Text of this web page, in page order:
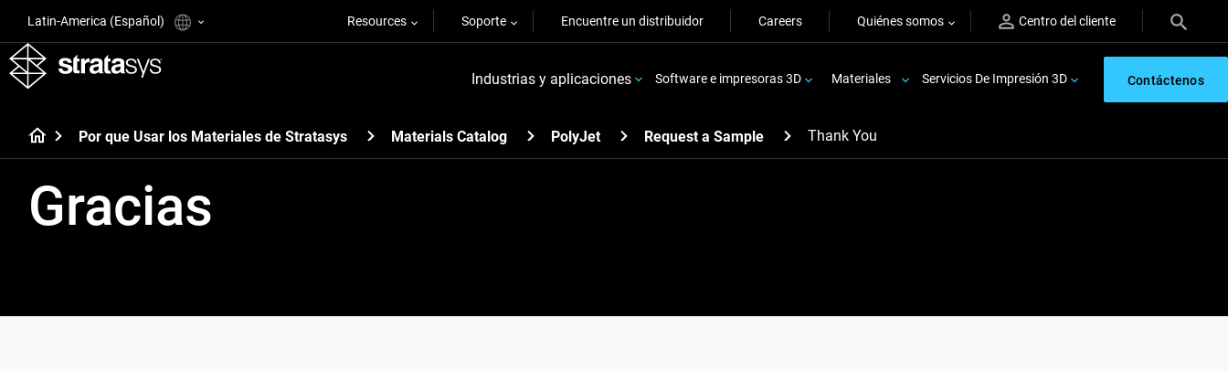
Latin-America (Español) Resources Soporte Encuentre un distribuidor Careers Quiénes somos Centro del cliente
Industrias y aplicaciones Software e impresoras 3D Materiales Servicios De Impresión 3D Contáctenos
Por que Usar los Materiales de Stratasys Materials Catalog PolyJet Request a Sample Thank You
Gracias